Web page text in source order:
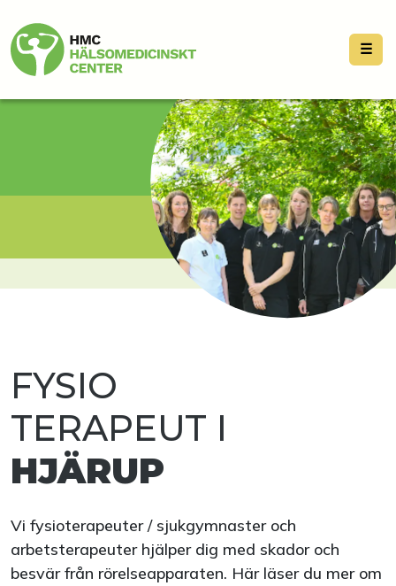
☰
FYSIO
TERAPEUT I
HJÄRUP
Vi fysioterapeuter / sjukgymnaster och
arbetsterapeuter hjälper dig med skador och
besvär från rörelseapparaten. Här läser du mer om